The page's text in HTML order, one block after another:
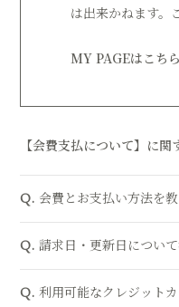
は出来かねます。
MY PAGEはこちら
【会費支払について】に関
Q. 会費とお支払い方法を教
Q. 請求日・更新日について
Q. 利用可能なクレジット